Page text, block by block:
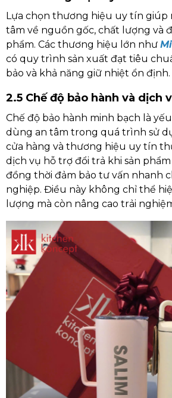
Lựa chọn thương hiệu uy tín giúp
tâm về nguồn gốc, chất lượng và
phẩm. Các thương hiệu lớn như
có quy trình sản xuất đạt tiêu
bảo và khả năng giữ nhiệt ổn định.
2.5 Chế độ bảo hành và dịch
Chế độ bảo hành minh bạch là
dùng an tâm trong quá trình sử
cửa hàng và thương hiệu uy tín
dịch vụ hỗ trợ đổi trả khi sản
đồng thời đảm bảo tư vấn nhanh
nghiệp. Điều này không chỉ thể
lượng mà còn nâng cao trải